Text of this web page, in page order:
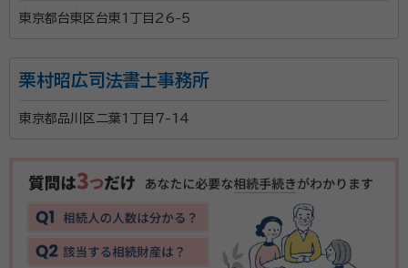
業主から法人化を行い 『行政書士法人橋立事務所』 として活動中。 相続
民間資格である『相続診断士』の資格を取得。相続診断士との共同セミナ
行政書士法人橋立事務所は、行政書士資格保有者3名と
携により、お客様の手間を省き、ワンストップでご対応
をさせて頂けます。 通常営業時間は午前9時～午後6時
下さい。
所属団体：東京都行政書士会
東京都台東区台東1丁目26-5
栗村昭広司法書士事務所
東京都品川区二葉1丁目7-14